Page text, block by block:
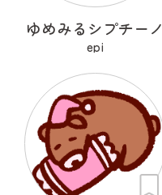
ゆめみるシプチーノ
epi